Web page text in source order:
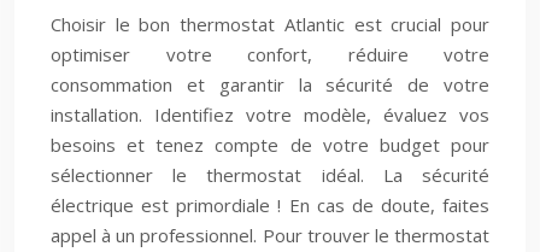
Choisir le bon thermostat Atlantic est crucial pour
optimiser votre confort, réduire votre
consommation et garantir la sécurité de votre
installation. Identifiez votre modèle, évaluez vos
besoins et tenez compte de votre budget pour
sélectionner le thermostat idéal. La sécurité
électrique est primordiale ! En cas de doute, faites
appel à un professionnel. Pour trouver le thermostat